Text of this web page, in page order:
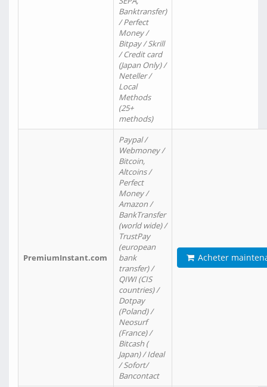
Banktransfer)
/ Perfect
Money /
Bitpay / Skrill
/ Credit card
(Japan Only) /
Neteller /
Local
Methods
(25+
methods)
PremiumInstant.com
Paypal /
Webmoney /
Bitcoin,
Altcoins /
Perfect
Money /
Amazon /
BankTransfer
(world wide) /
TrustPay
(european
bank
transfer) /
QIWI (CIS
countries) /
Dotpay
(Poland) /
Neosurf
(France) /
Bitcash (
Japan) / Ideal
/ Sofort/
Bancontact
Acheter